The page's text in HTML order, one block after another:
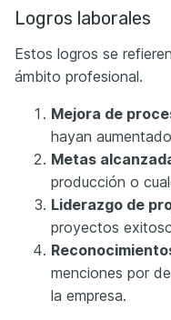
Logros laborales
Estos logros se
ámbito profesional.
Mejora de
hayan
Metas
producción o
Liderazgo de
proyectos
menciones por
la empresa.